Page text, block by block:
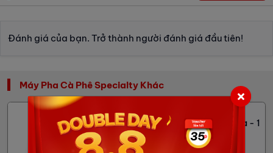
Đánh giá của bạn. Trở thành người đánh giá đầu tiên!
Máy Pha Cà Phê Specialty Khác
Máy pha cà phê E1 Prima - 1
Group